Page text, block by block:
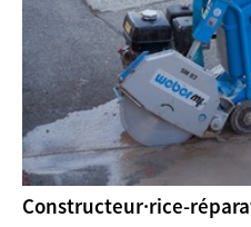
Constructeur·rice-